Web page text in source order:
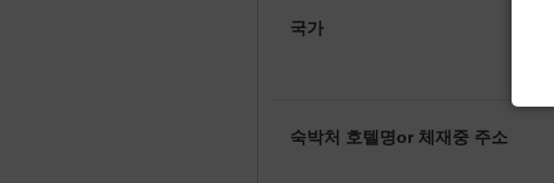
국가
숙박처 호텔명or 체재중 주소